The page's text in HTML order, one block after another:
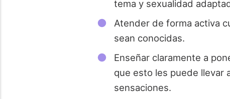
tema y sexualidad
Atender de forma activa
sean conocidas.
Enseñar claramente a
que esto les puede llevar
sensaciones.